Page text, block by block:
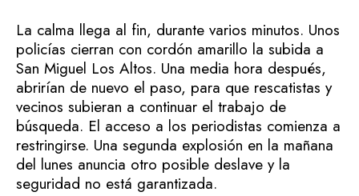
La calma llega al fin, durante varios minutos. Unos
policías cierran con cordón amarillo la subida a
San Miguel Los Altos. Una media hora después,
abrirían de nuevo el paso, para que rescatistas y
vecinos subieran a continuar el trabajo de
búsqueda. El acceso a los periodistas comienza a
restringirse. Una segunda explosión en la mañana
del lunes anuncia otro posible deslave y la
seguridad no está garantizada.